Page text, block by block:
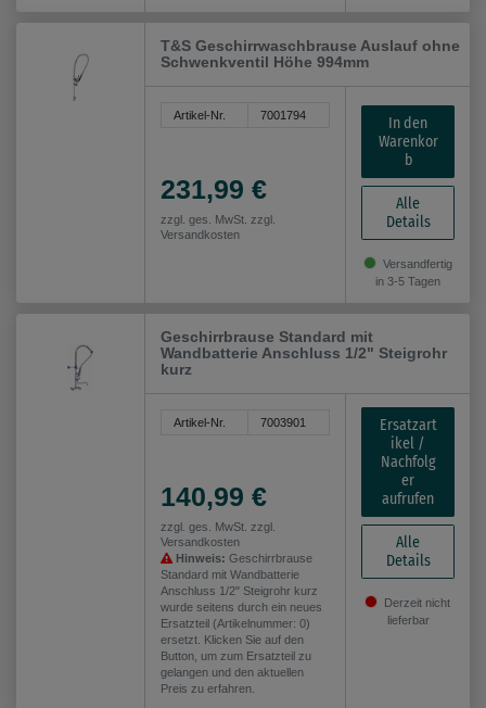
T&S Geschirrwaschbrause Auslauf ohne
Schwenkventil Höhe 994mm
Artikel-Nr. 7001794
231,99 €
zzgl. ges. MwSt. zzgl.
Versandkosten
In den
Warenkor
b
Alle
Details
Versandfertig
in 3-5 Tagen
Geschirrbrause Standard mit
Wandbatterie Anschluss 1/2" Steigrohr
kurz
Artikel-Nr. 7003901
140,99 €
zzgl. ges. MwSt. zzgl.
Versandkosten
Hinweis: Geschirrbrause
Standard mit Wandbatterie
Anschluss 1/2" Steigrohr kurz
wurde seitens durch ein neues
Ersatzteil (Artikelnummer: 0)
ersetzt. Klicken Sie auf den
Button, um zum Ersatzteil zu
gelangen und den aktuellen
Preis zu erfahren.
Ersatzart
ikel /
Nachfolg
er
aufrufen
Alle
Details
Derzeit nicht
lieferbar